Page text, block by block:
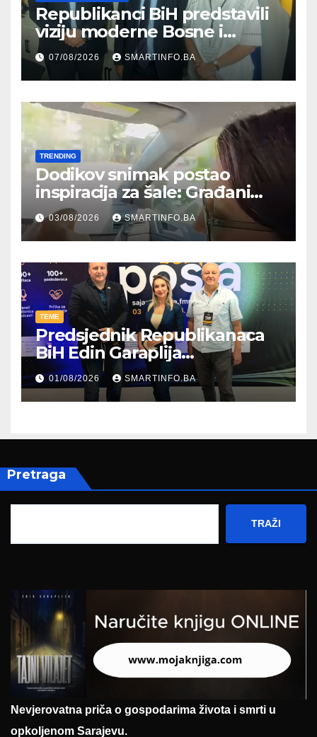
Republikanci BiH predstavili
viziju moderne Bosne i
Hercegovine ambasadoru
Njemačke
07/08/2026 SMARTINFO.BA
TRENDING
Dodikov snimak postao
inspiracija za šale: Građani
kroz parodiju poslali poruku
03/08/2026 SMARTINFO.BA
TEME
Predsjednik Republikanaca
BiH Edin Garaplija
prisustvovao prezentaciji
Federalnog sajma
zapošljavanja
01/08/2026 SMARTINFO.BA
Pretraga
TRAŽI
Nevjerovatna priča o gospodarima života i smrti u
opkoljenom Sarajevu.